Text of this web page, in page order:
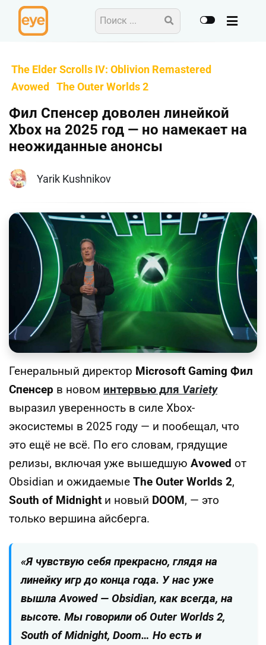
The Elder Scrolls IV: Oblivion Remastered
Avowed
The Outer Worlds 2
Фил Спенсер доволен линейкой
Xbox на 2025 год — но намекает на
неожиданные анонсы
Yarik Kushnikov
Генеральный директор Microsoft Gaming Фил
Спенсер в новом интервью для Variety
выразил уверенность в силе Xbox-
экосистемы в 2025 году — и пообещал, что
это ещё не всё. По его словам, грядущие
релизы, включая уже вышедшую Avowed от
Obsidian и ожидаемые The Outer Worlds 2,
South of Midnight и новый DOOM, — это
только вершина айсберга.
«Я чувствую себя прекрасно, глядя на
линейку игр до конца года. У нас уже
вышла Avowed — Obsidian, как всегда, на
высоте. Мы говорили об Outer Worlds 2,
South of Midnight, Doom… Но есть и